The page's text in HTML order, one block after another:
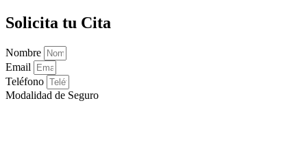
Solicita tu Cita
Nombre
Email
Teléfono
Modalidad de Seguro